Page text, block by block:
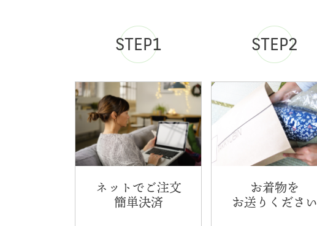
STEP1
ネットでご注文
簡単決済
STEP2
お着物を
お送りください